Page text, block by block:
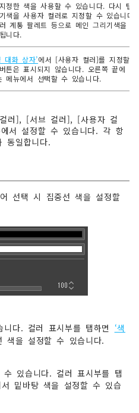
정한 색을 사용할 수 있습니다. 다시 탭
색을 사용자 컬러로 지정할 수 있습니다
계통 팔레트 등으로 메인 그리기색을
니다.
대화 상자’에서 [사용자 컬러]를 지정할
튼은 표시되지 않습니다. 오른쪽 끝에 있
메뉴에서 선택할 수 있습니다.
러], [서브 컬러], [사용자 컬
서 설정할 수 있습니다. 각 항
동일합니다.
선택 시 집중선 색을 설정할
다. 컬러 표시부를 탭하면 ‘색
색을 설정할 수 있습니다.
있습니다. 컬러 표시부를 탭
서 밑바탕 색을 설정할 수 있습